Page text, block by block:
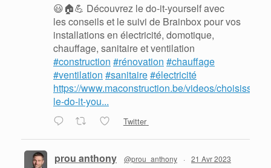
😃🏠💪 Découvrez le do-it-yourself avec
les conseils et le suivi de Brainbox pour vos
installations en électricité, domotique,
chauffage, sanitaire et ventilation
#construction #rénovation #chauffage
#ventilation #sanitaire#électricité
https://www.maconstruction.be/videos/choisissez-
le-do-it-you...
Twitter
prou anthony @prou_anthony · 21 Avr 2023